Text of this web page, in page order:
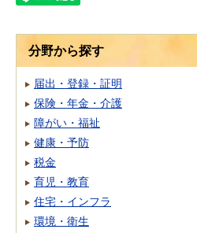
分野から探す
届出・登録・証明
保険・年金・介護
障がい・福祉
健康・予防
税金
育児・教育
住宅・インフラ
環境・衛生